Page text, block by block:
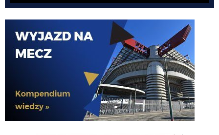
Bekowe te doniesienia i całe mercato. Po fiasku z Palestrą: "Pieniądze
zostaną zainwestowane w klasowego obrońcę". Teraz podają, że Romero
blisko Ateltico i pojawiło się "Pieniądze zaoszczędzone na Romero zostaną
przeznaczone na Jonesa". Za tydzień zapewne "Pieniądze zaoszczędzone
na Dżonsie zostaną wydane zimą". To okienko póki co przebija wszystko
Claudio
06.08.2026 19:21
Oby tak blisko jak Palestra Interu
Claudio 06.08.2026 19:21